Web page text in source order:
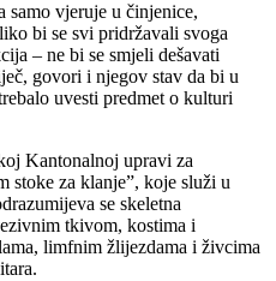
samo vjeruje u činjenice,
bi se svi pridržavali svoga
– ne bi se smjeli dešavati
govori i njegov stav da bi u
uvesti predmet o kulturi
Kantonalnoj upravi za
stoke za klanje”, koje služi u
se skeletna
tkivom, kostima i
limfnim žlijezdama i živcima